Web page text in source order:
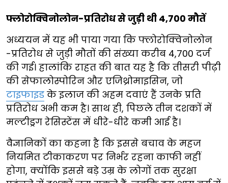
फ्लोरोक्विनोलोन-प्रतिरोध से जुड़ी थी 4,700 मौतें
अध्ययन में यह भी पाया गया कि फ्लोरोक्विनोलोन
-प्रतिरोध से जुड़ी मौतों की संख्या करीब 4,700 दर्ज
की गई। हालांकि राहत की बात यह है कि तीसरी पीढ़ी
की सेफालोस्पोरिन और एजिथ्रोमाइसिन, जो
टाइफाइड के इलाज की अहम दवाएं हैं उनके प्रति
प्रतिरोध अभी कम है। साथ ही, पिछले तीन दशकों में
मल्टीड्रग रेसिस्टेंस में धीरे-धीरे कमी आई है।
वैज्ञानिकों का कहना है कि इससे बचाव के महज
नियमित टीकाकरण पर निर्भर रहना काफी नहीं
होगा, क्योंकि इससे बड़े उम्र के लोगों तक सुरक्षा